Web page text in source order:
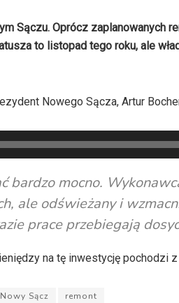
Sączu. Oprócz zaplanowanych
to listopad tego roku, ale
Nowego Sącza, Artur
mocno.
ale odświeżany i
prace przebiegają
na tę inwestycję pochodzi
Nowy Sącz remont